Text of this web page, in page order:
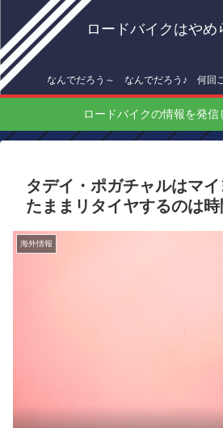
ロードバイクはやめ
なんでだろう～ なんでだろう♪ 何回
ロードバイクの情報を発信
タデイ・ポガチャルはマ
たままリタイヤするのは
海外情報